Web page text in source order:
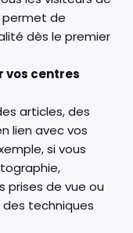
permet de
dès le premier
vos centres
articles, des
lien avec vos
si vous
prises de vue ou
techniques